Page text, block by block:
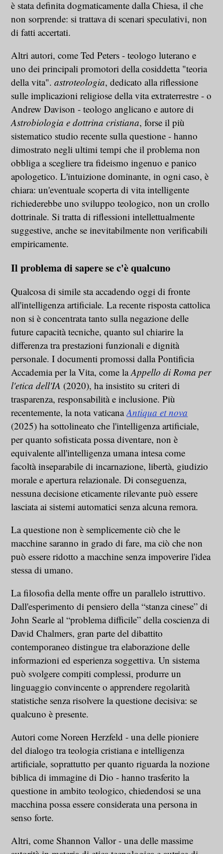
è stata definita dogmaticamente dalla Chiesa, il che
non sorprende: si trattava di scenari speculativi, non
di fatti accertati.
Altri autori, come Ted Peters - teologo luterano e
uno dei principali promotori della cosiddetta "teoria
della vita".astroteologia, dedicato alla riflessione
sulle implicazioni religiose della vita extraterrestre - o
Andrew Davison - teologo anglicano e autore di
Astrobiologia e dottrina cristiana, forse il più
sistematico studio recente sulla questione - hanno
dimostrato negli ultimi tempi che il problema non
obbliga a scegliere tra fideismo ingenuo e panico
apologetico. L'intuizione dominante, in ogni caso, è
chiara: un'eventuale scoperta di vita intelligente
richiederebbe uno sviluppo teologico, non un crollo
dottrinale. Si tratta di riflessioni intellettualmente
suggestive, anche se inevitabilmente non verificabili
empiricamente.
Il problema di sapere se c'è qualcuno
Qualcosa di simile sta accadendo oggi di fronte
all'intelligenza artificiale. La recente risposta cattolica
non si è concentrata tanto sulla negazione delle
future capacità tecniche, quanto sul chiarire la
differenza tra prestazioni funzionali e dignità
personale. I documenti promossi dalla Pontificia
Accademia per la Vita, come laAppello di Roma per
l'etica dell'IA (2020), ha insistito su criteri di
trasparenza, responsabilità e inclusione. Più
recentemente, la nota vaticanaAntiqua et nova
(2025) ha sottolineato che l'intelligenza artificiale,
per quanto sofisticata possa diventare, non è
equivalente all'intelligenza umana intesa come
facoltà inseparabile di incarnazione, libertà, giudizio
morale e apertura relazionale. Di conseguenza,
nessuna decisione eticamente rilevante può essere
lasciata ai sistemi automatici senza alcuna remora.
La questione non è semplicemente ciò che le
macchine saranno in grado di fare, ma ciò che non
può essere ridotto a macchine senza impoverire l'idea
stessa di umano.
La filosofia della mente offre un parallelo istruttivo.
Dall'esperimento di pensiero della “stanza cinese” di
John Searle al “problema difficile” della coscienza di
David Chalmers, gran parte del dibattito
contemporaneo distingue tra elaborazione delle
informazioni ed esperienza soggettiva. Un sistema
può svolgere compiti complessi, produrre un
linguaggio convincente o apprendere regolarità
statistiche senza risolvere la questione decisiva: se
qualcuno è presente.
Autori come Noreen Herzfeld - una delle pioniere
del dialogo tra teologia cristiana e intelligenza
artificiale, soprattutto per quanto riguarda la nozione
biblica di immagine di Dio - hanno trasferito la
questione in ambito teologico, chiedendosi se una
macchina possa essere considerata una persona in
senso forte.
Altri, come Shannon Vallor - una delle massime